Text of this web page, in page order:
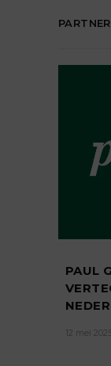
PAUL
12 mei